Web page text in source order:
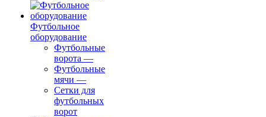
Футбольное
оборудование
Футбольные
ворота —
Футбольные
мячи —
Сетки для
футбольных
ворот